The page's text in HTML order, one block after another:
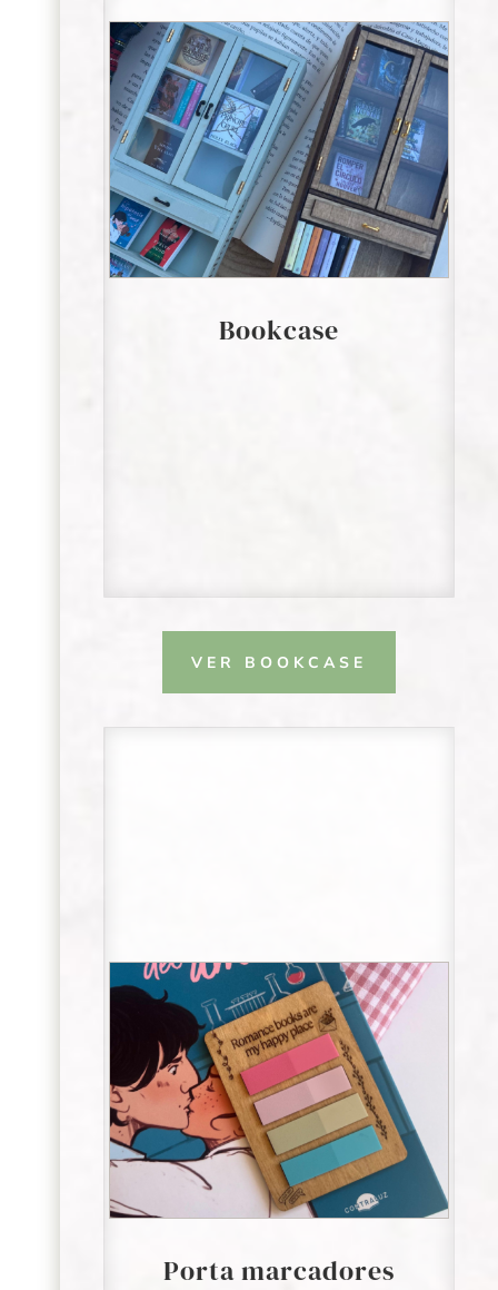
Bookcase
VER BOOKCASE
Porta marcadores